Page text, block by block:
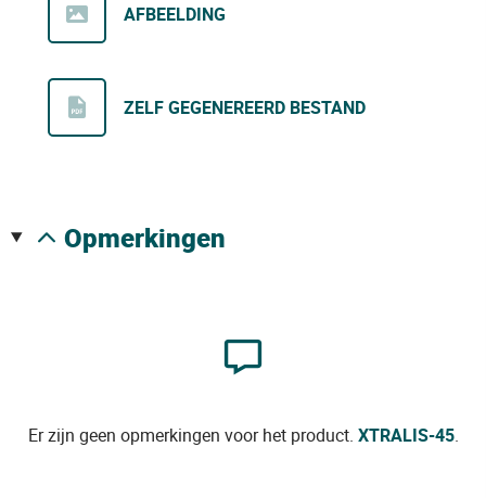
AFBEELDING
ZELF GEGENEREERD BESTAND
opmerkingen
Er zijn geen opmerkingen voor het product. XTRALIS-45.